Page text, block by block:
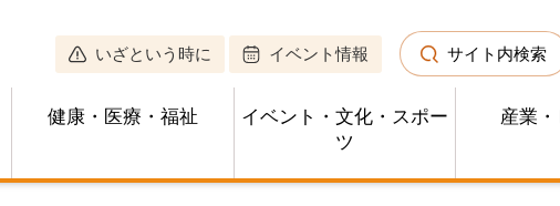
いざという時に イベント情報 サイト内検索
健康・医療・福祉
イベント・文化・スポー
ツ
産業